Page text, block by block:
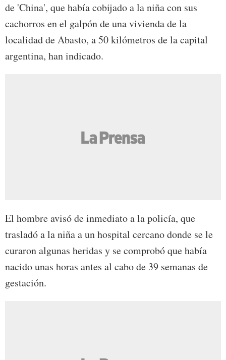
de 'China', que había cobijado a la niña con sus
cachorros en el galpón de una vivienda de la
localidad de Abasto, a 50 kilómetros de la capital
argentina, han indicado.
El hombre avisó de inmediato a la policía, que
trasladó a la niña a un hospital cercano donde se le
curaron algunas heridas y se comprobó que había
nacido unas horas antes al cabo de 39 semanas de
gestación.